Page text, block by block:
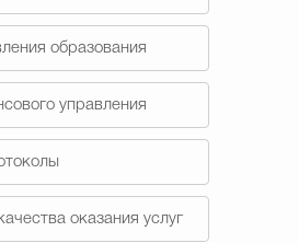
образования
управления
оказания услуг